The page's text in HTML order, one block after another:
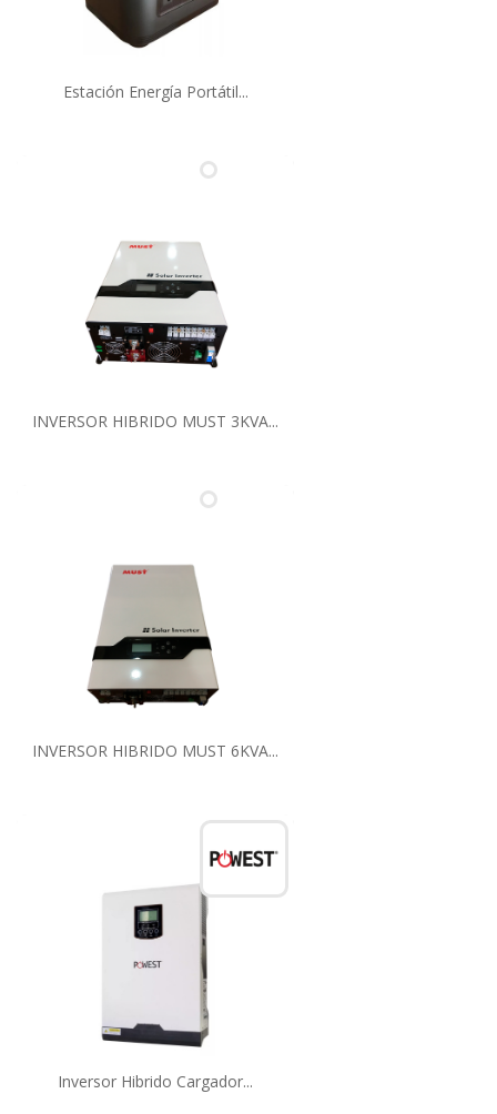
Estación Energía Portátil...
INVERSOR HIBRIDO MUST 3KVA...
INVERSOR HIBRIDO MUST 6KVA...
Inversor Hibrido Cargador...